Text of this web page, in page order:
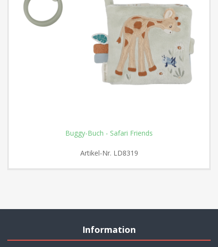
Buggy-Buch - Safari Friends
Artikel-Nr. LD8319
Information